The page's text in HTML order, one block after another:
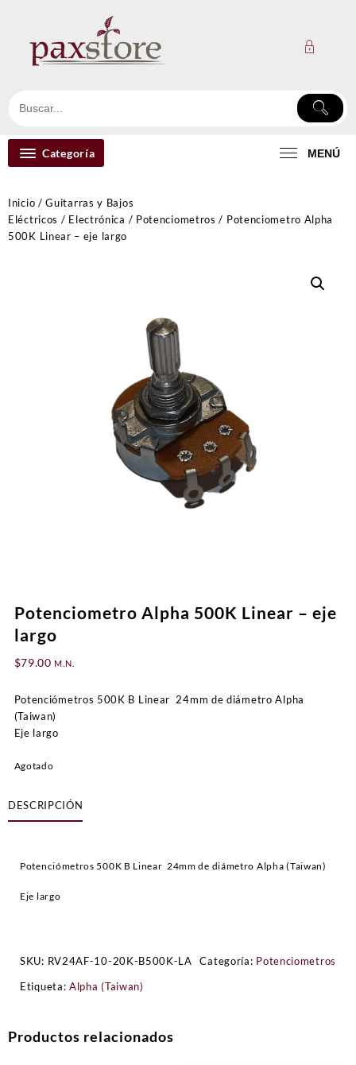
contenido
Categoría MENÚ
Inicio /Guitarras y Bajos
Eléctricos / Electrónica / Potenciometros / Potenciometro Alpha
500K Linear – eje largo
Potenciometro Alpha 500K Linear – eje
largo
$79.00 M.N.
Potenciómetros 500K B Linear 24mm de diámetro Alpha
(Taiwan)
Eje largo
Agotado
DESCRIPCIÓN
Potenciómetros 500K B Linear 24mm de diámetro Alpha (Taiwan)
Eje largo
SKU: RV24AF-10-20K-B500K-LA Categoría: Potenciometros
Etiqueta:Alpha (Taiwan)
Productos relacionados